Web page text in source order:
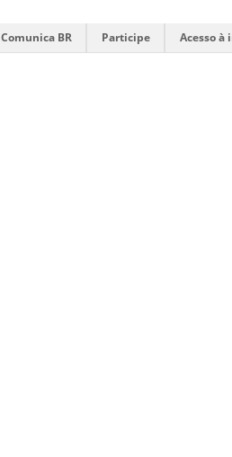
Comunica BR Participe Acesso à